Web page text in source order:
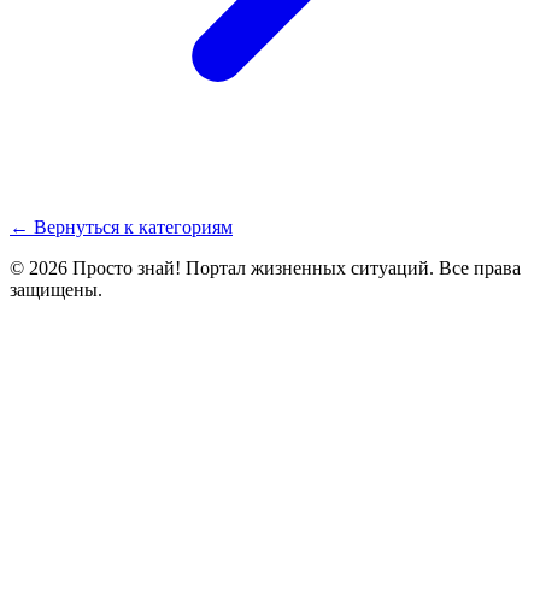
← Вернуться к категориям
© 2026 Просто знай! Портал жизненных ситуаций. Все права
защищены.